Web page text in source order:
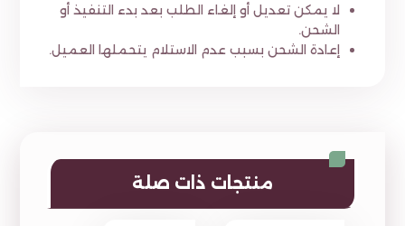
لا يمكن تعديل أو إلغاء الطلب بعد بدء التنفيذ أو
الشحن.
إعادة الشحن بسبب عدم الاستلام يتحملها العميل.
منتجات ذات صلة